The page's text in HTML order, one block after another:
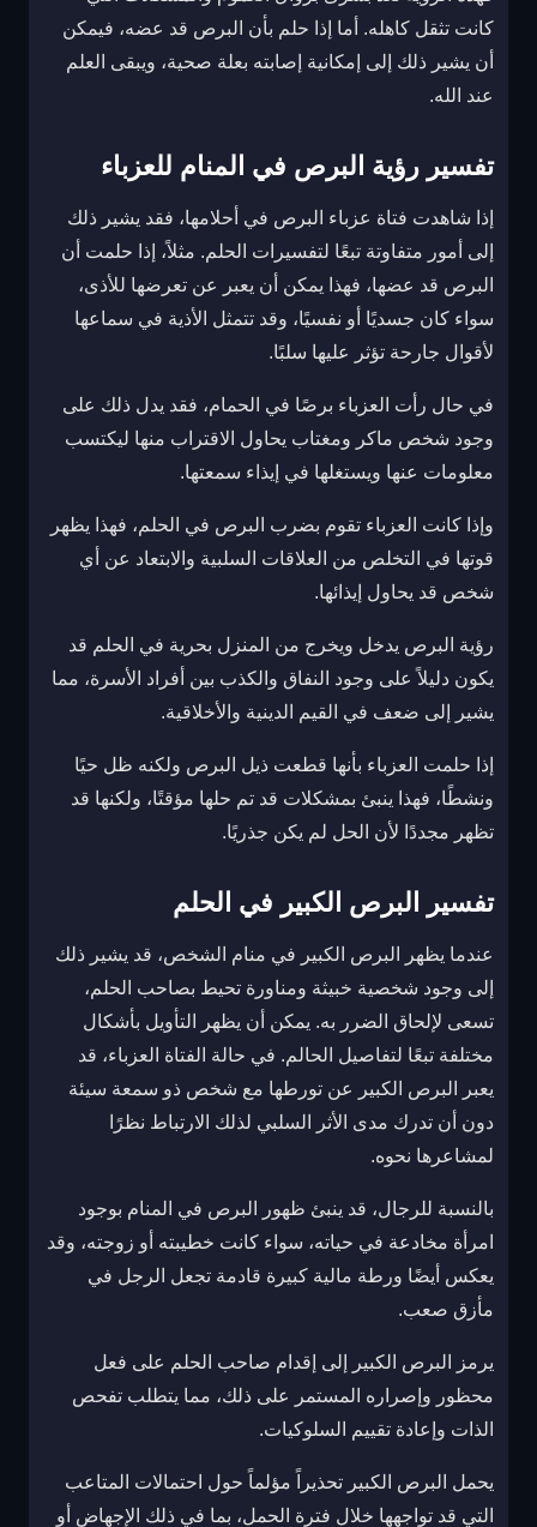
كانت تثقل كاهله. أما إذا حلم بأن البرص قد عضه، فيمكن
أن يشير ذلك إلى إمكانية إصابته بعلة صحية، ويبقى العلم
عند الله.
تفسير رؤية البرص في المنام للعزباء
إذا شاهدت فتاة عزباء البرص في أحلامها، فقد يشير ذلك
إلى أمور متفاوتة تبعًا لتفسيرات الحلم. مثلاً، إذا حلمت أن
البرص قد عضها، فهذا يمكن أن يعبر عن تعرضها للأذى،
سواء كان جسديًا أو نفسيًا، وقد تتمثل الأذية في سماعها
لأقوال جارحة تؤثر عليها سلبًا.
في حال رأت العزباء برصًا في الحمام، فقد يدل ذلك على
وجود شخص ماكر ومغتاب يحاول الاقتراب منها ليكتسب
معلومات عنها ويستغلها في إيذاء سمعتها.
وإذا كانت العزباء تقوم بضرب البرص في الحلم، فهذا يظهر
قوتها في التخلص من العلاقات السلبية والابتعاد عن أي
شخص قد يحاول إيذائها.
رؤية البرص يدخل ويخرج من المنزل بحرية في الحلم قد
يكون دليلاً على وجود النفاق والكذب بين أفراد الأسرة، مما
يشير إلى ضعف في القيم الدينية والأخلاقية.
إذا حلمت العزباء بأنها قطعت ذيل البرص ولكنه ظل حيًا
ونشطًا، فهذا ينبئ بمشكلات قد تم حلها مؤقتًا، ولكنها قد
تظهر مجددًا لأن الحل لم يكن جذريًا.
تفسير البرص الكبير في الحلم
عندما يظهر البرص الكبير في منام الشخص، قد يشير ذلك
إلى وجود شخصية خبيثة ومناورة تحيط بصاحب الحلم،
تسعى لإلحاق الضرر به. يمكن أن يظهر التأويل بأشكال
مختلفة تبعًا لتفاصيل الحالم. في حالة الفتاة العزباء، قد
يعبر البرص الكبير عن تورطها مع شخص ذو سمعة سيئة
دون أن تدرك مدى الأثر السلبي لذلك الارتباط نظرًا
لمشاعرها نحوه.
بالنسبة للرجال، قد ينبئ ظهور البرص في المنام بوجود
امرأة مخادعة في حياته، سواء كانت خطيبته أو زوجته، وقد
يعكس أيضًا ورطة مالية كبيرة قادمة تجعل الرجل في
مأزق صعب.
يرمز البرص الكبير إلى إقدام صاحب الحلم على فعل
محظور وإصراره المستمر على ذلك، مما يتطلب تفحص
الذات وإعادة تقييم السلوكيات.
يحمل البرص الكبير تحذيراً مؤلماً حول احتمالات المتاعب
التي قد تواجهها خلال فترة الحمل، بما في ذلك الإجهاض أو